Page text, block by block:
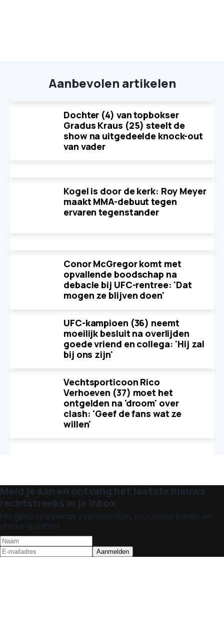
Aanbevolen artikelen
Dochter (4) van topbokser
Gradus Kraus (25) steelt de
show na uitgedeelde knock-out
van vader
Kogel is door de kerk: Roy Meyer
maakt MMA-debuut tegen
ervaren tegenstander
Conor McGregor komt met
opvallende boodschap na
debacle bij UFC-rentree: 'Dat
mogen ze blijven doen'
UFC-kampioen (36) neemt
moeilijk besluit na overlijden
goede vriend en collega: 'Hij zal
bij ons zijn'
Vechtsporticoon Rico
Verhoeven (37) moet het
ontgelden na 'droom' over
clash: 'Geef de fans wat ze
willen'
Meld je aan en ontvang het laatste nieuws
rechtstreeks in je inbox.
Mis geen spannende evenementen, exclusieve tickets en
unieke updates!